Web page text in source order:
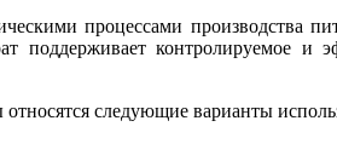
процессами производства
контролируемое и
следующие варианты